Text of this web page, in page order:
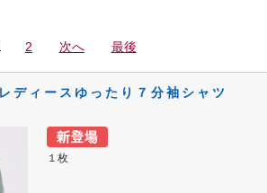
2 次へ 最後
ディースゆったり７分袖シャツ
１枚